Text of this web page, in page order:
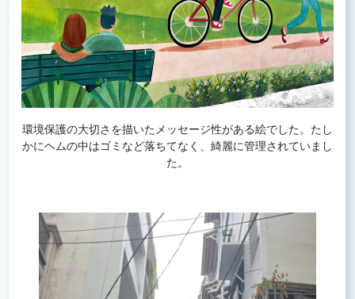
環境保護の大切さを描いたメッセージ性がある絵でした。たし
かにヘムの中はゴミなど落ちてなく、綺麗に管理されていまし
た。